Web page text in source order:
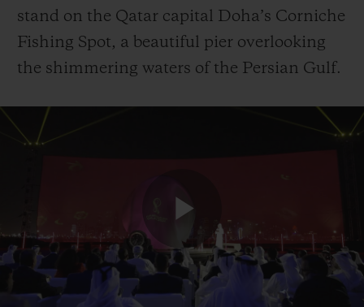
stand on the Qatar capital Doha’s Corniche
Fishing Spot, a beautiful pier overlooking
the shimmering waters of the Persian Gulf.
Play